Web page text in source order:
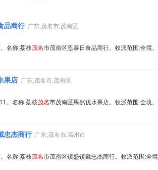
品商行 广东,茂名市,茂南区
名称:荔枝茂名市茂南区恩泰日食品商行。收派范围:全境
果店 广东,茂名市,茂南区
。名称:荔枝茂名市茂南区果然优水果店。收派范围:全境
忠杰商行 广东,茂名市,高州市
名称:荔枝茂名市茂南区镇盛镇戴忠杰商行。收派范围:全